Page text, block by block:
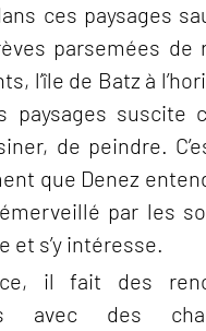
ces paysages
parsemées de
l’île de Batz à
paysages suscite
de peindre.
que Denez
par les
et s’y intéresse.
il fait des
avec des